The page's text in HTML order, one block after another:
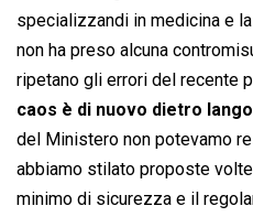
specializzandi in medicina e
non ha preso alcuna
ripetano gli errori del recente
caos è di nuovo dietro
del Ministero non potevamo
abbiamo stilato proposte
minimo di sicurezza e il